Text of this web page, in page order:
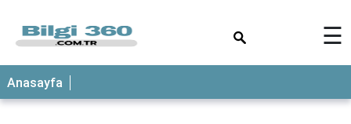
ANASAYFA
☰
Anasayfa